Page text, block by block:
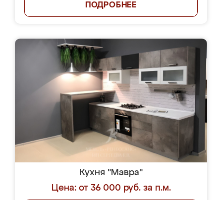
ПОДРОБНЕЕ
Кухня "Мавра"
Цена: от 36 000 руб. за п.м.